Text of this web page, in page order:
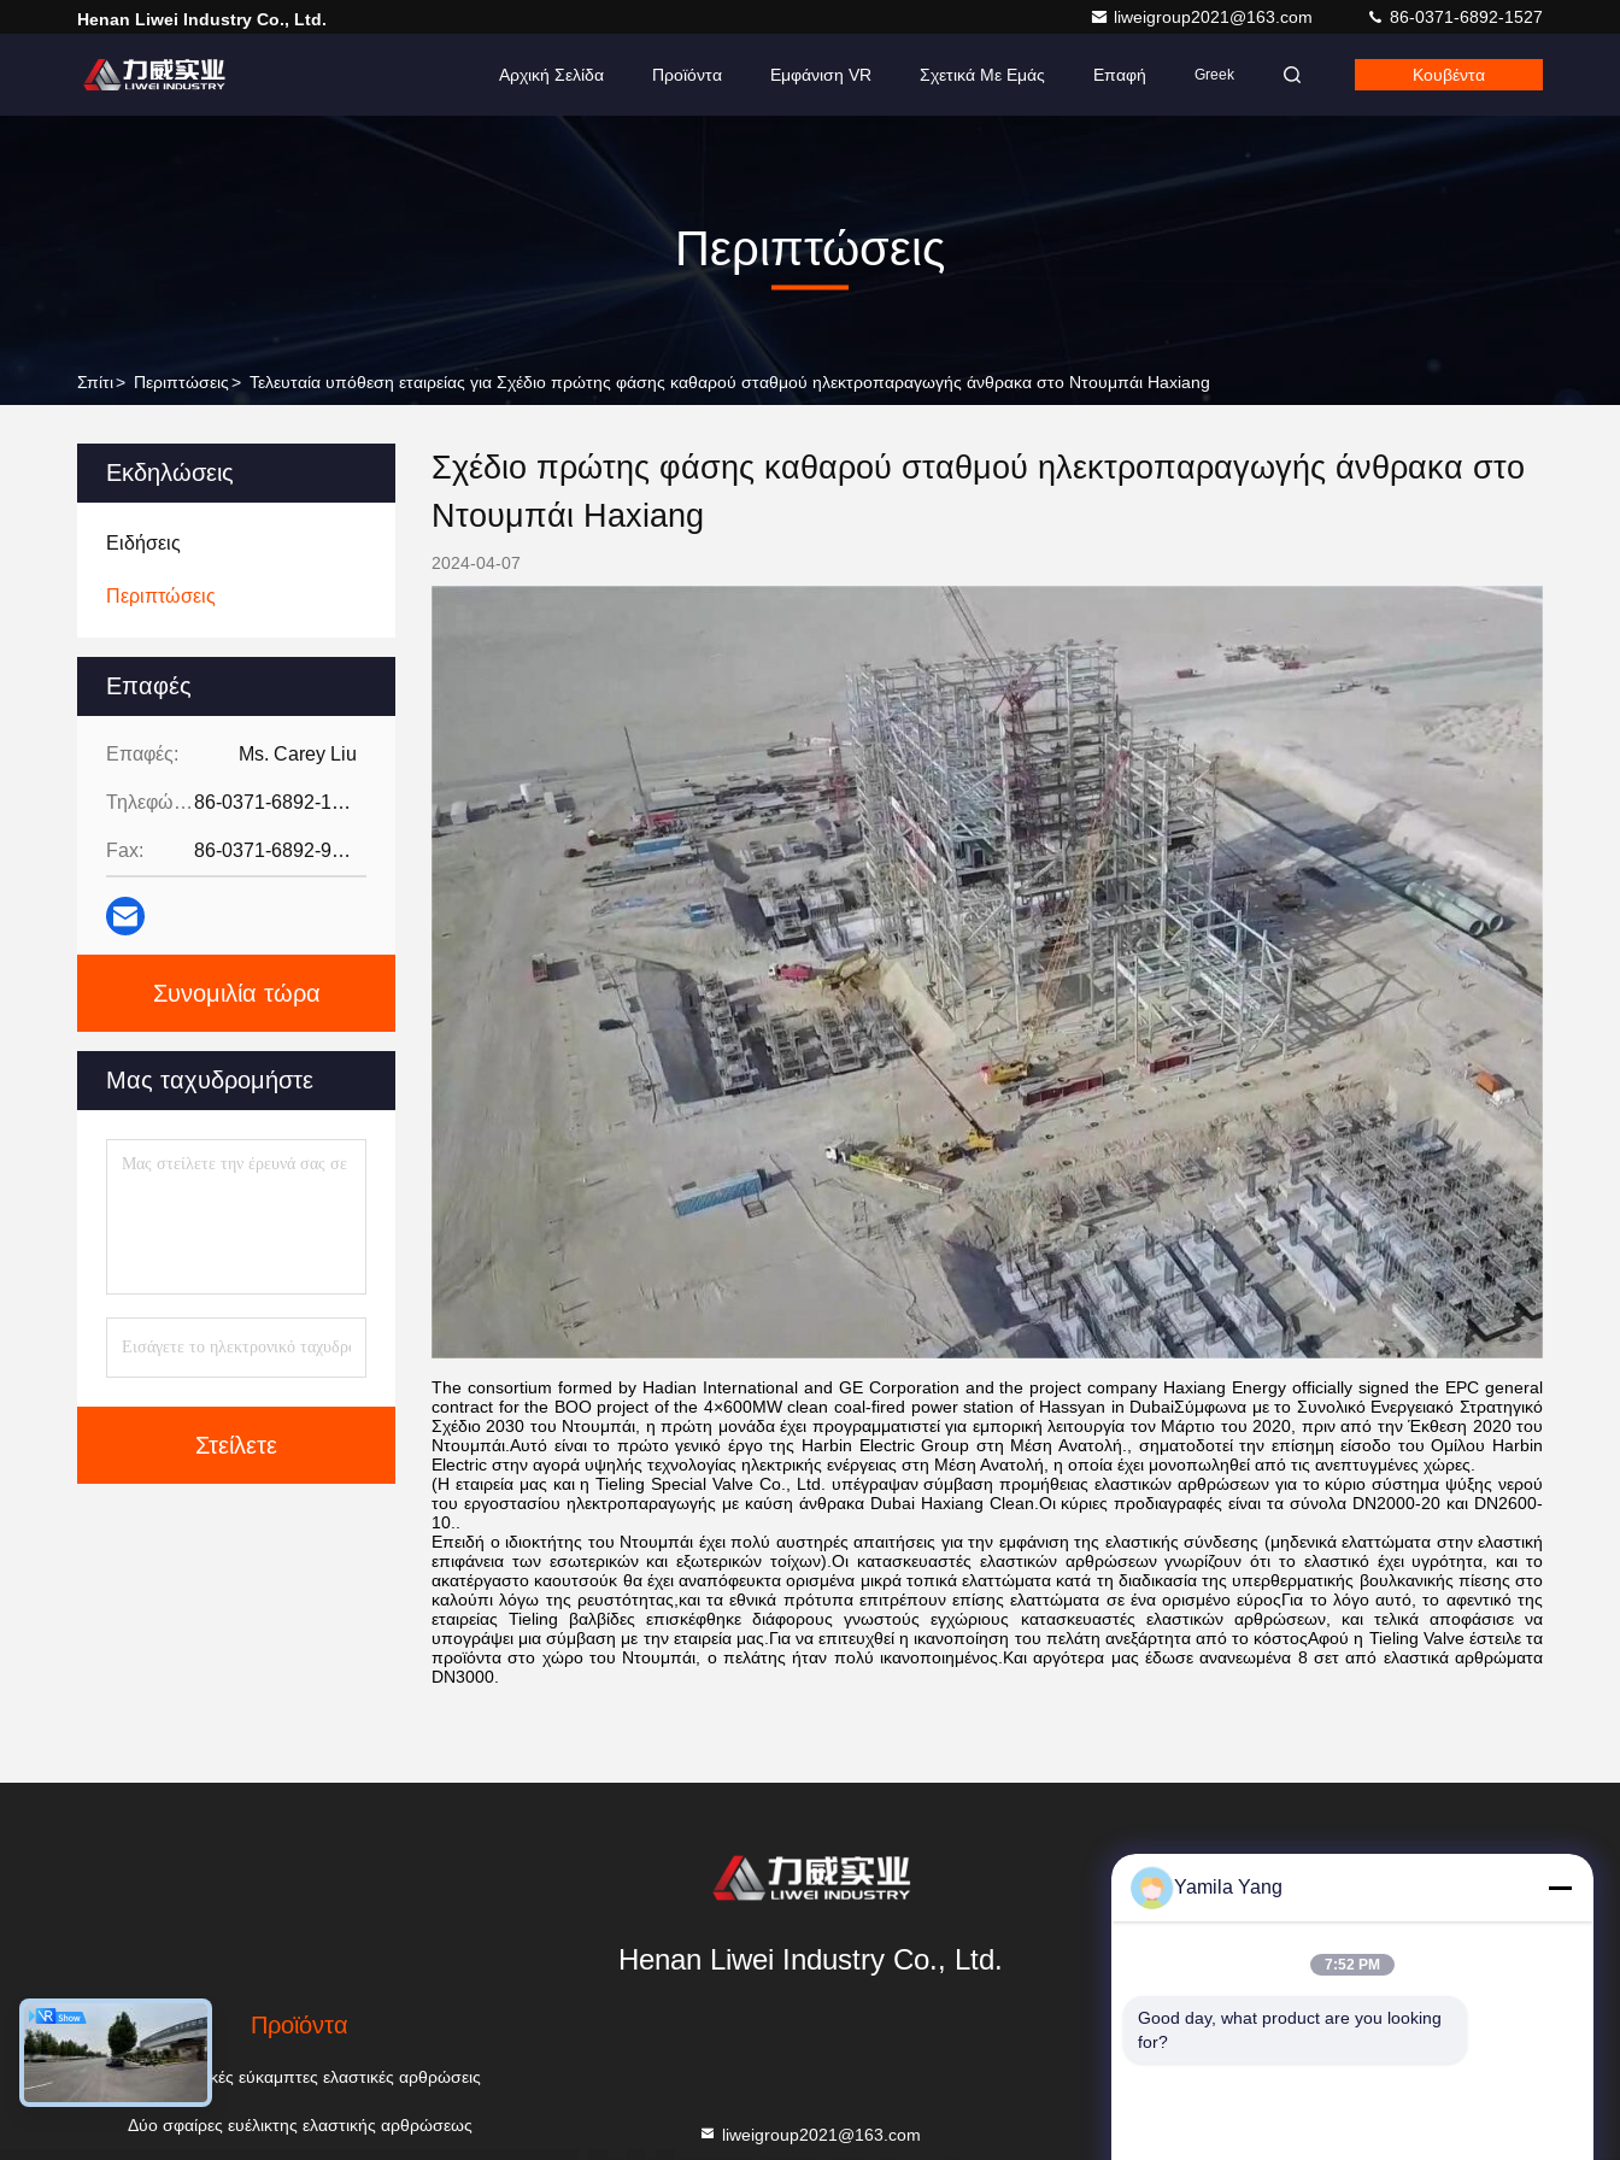
Henan Liwei Industry Co., Ltd. liweigroup2021@163.com 86-0371-6892-1527
Αρχική Σελίδα Προϊόντα Εμφάνιση VR Σχετικά Με Εμάς Επαφή Greek Κουβέντα
Περιπτώσεις
Σπίτι> Περιπτώσεις> Τελευταία υπόθεση εταιρείας για Σχέδιο πρώτης φάσης καθαρού σταθμού ηλεκτροπαραγωγής άνθρακα στο Ντουμπάι Haxiang
Εκδηλώσεις
Ειδήσεις
Περιπτώσεις
Επαφές
Επαφές: Ms. Carey Liu
Τηλεφώνημα: 86-0371-6892-1527
Fax: 86-0371-6892-9024
Συνομιλία τώρα
Μας ταχυδρομήστε
Στείλετε
Σχέδιο πρώτης φάσης καθαρού σταθμού ηλεκτροπαραγωγής άνθρακα στο
Ντουμπάι Haxiang
2024-04-07
The consortium formed by Hadian International and GE Corporation and the project company Haxiang Energy officially signed the EPC general
contract for the BOO project of the 4×600MW clean coal-fired power station of Hassyan in DubaiΣύμφωνα με το Συνολικό Ενεργειακό Στρατηγικό
Σχέδιο 2030 του Ντουμπάι, η πρώτη μονάδα έχει προγραμματιστεί για εμπορική λειτουργία τον Μάρτιο του 2020, πριν από την Έκθεση 2020 του
Ντουμπάι.Αυτό είναι το πρώτο γενικό έργο της Harbin Electric Group στη Μέση Ανατολή., σηματοδοτεί την επίσημη είσοδο του Ομίλου Harbin
Electric στην αγορά υψηλής τεχνολογίας ηλεκτρικής ενέργειας στη Μέση Ανατολή, η οποία έχει μονοπωληθεί από τις ανεπτυγμένες χώρες.
(Η εταιρεία μας και η Tieling Special Valve Co., Ltd. υπέγραψαν σύμβαση προμήθειας ελαστικών αρθρώσεων για το κύριο σύστημα ψύξης νερού
του εργοστασίου ηλεκτροπαραγωγής με καύση άνθρακα Dubai Haxiang Clean.Οι κύριες προδιαγραφές είναι τα σύνολα DN2000-20 και DN2600-
10..
Επειδή ο ιδιοκτήτης του Ντουμπάι έχει πολύ αυστηρές απαιτήσεις για την εμφάνιση της ελαστικής σύνδεσης (μηδενικά ελαττώματα στην ελαστική
επιφάνεια των εσωτερικών και εξωτερικών τοίχων).Οι κατασκευαστές ελαστικών αρθρώσεων γνωρίζουν ότι το ελαστικό έχει υγρότητα, και το
ακατέργαστο καουτσούκ θα έχει αναπόφευκτα ορισμένα μικρά τοπικά ελαττώματα κατά τη διαδικασία της υπερθερματικής βουλκανικής πίεσης στο
καλούπι λόγω της ρευστότητας,και τα εθνικά πρότυπα επιτρέπουν επίσης ελαττώματα σε ένα ορισμένο εύροςΓια το λόγο αυτό, το αφεντικό της
εταιρείας Tieling βαλβίδες επισκέφθηκε διάφορους γνωστούς εγχώριους κατασκευαστές ελαστικών αρθρώσεων, και τελικά αποφάσισε να
υπογράψει μια σύμβαση με την εταιρεία μας.Για να επιτευχθεί η ικανοποίηση του πελάτη ανεξάρτητα από το κόστοςΑφού η Tieling Valve έστειλε τα
προϊόντα στο χώρο του Ντουμπάι, ο πελάτης ήταν πολύ ικανοποιημένος.Και αργότερα μας έδωσε ανανεωμένα 8 σετ από ελαστικά αρθρώματα
DN3000.
Henan Liwei Industry Co., Ltd.
Προϊόντα
Μονοσφαιρικές εύκαμπτες ελαστικές αρθρώσεις
Δύο σφαίρες ευέλικτης ελαστικής αρθρώσεως liweigroup2021@163.com
Γρήγορες Συνδέσεις
Yamila Yang
7:52 PM
Good day, what product are you looking
for?